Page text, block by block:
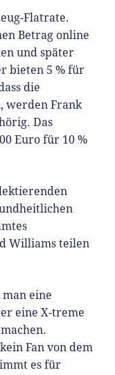
Flatrate.
Betrag online
und später
bieten 5 % für
die
werden Frank
Das
Euro für 10 %
Williams teilen
eine
eine X-treme
Fan von dem
es für